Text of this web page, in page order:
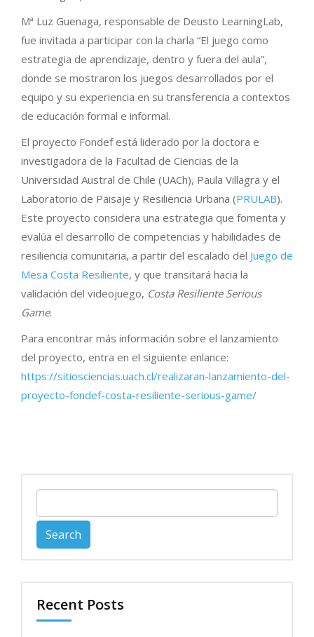
Mª Luz Guenaga, responsable de Deusto LearningLab,
fue invitada a participar con la charla “El juego como
estrategia de aprendizaje, dentro y fuera del aula”,
donde se mostraron los juegos desarrollados por el
equipo y su experiencia en su transferencia a contextos
de educación formal e informal.
El proyecto Fondef está liderado por la doctora e
investigadora de la Facultad de Ciencias de la
Universidad Austral de Chile (UACh), Paula Villagra y el
Laboratorio de Paisaje y Resiliencia Urbana (PRULAB).
Este proyecto considera una estrategia que fomenta y
evalúa el desarrollo de competencias y habilidades de
resiliencia comunitaria, a partir del escalado del Juego de
Mesa Costa Resiliente, y que transitará hacia la
validación del videojuego, Costa Resiliente Serious
Game.
Para encontrar más información sobre el lanzamiento
del proyecto, entra en el siguiente enlance:
https://sitiosciencias.uach.cl/realizaran-lanzamiento-del-
proyecto-fondef-costa-resiliente-serious-game/
for:
Recent Posts